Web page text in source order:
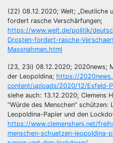
(22) 08.12.2020; Welt; „Deutliche
fordert rasche Verschärfungen;
https://www.welt.de/politik/
Drosten-fordert-rasche-
Massnahmen.html
(23, 23i) 08.12.2020; 2020news;
der Leopoldina; https://
content/uploads/2020/12/Esfeld-
siehe auch: 13.12.2020; Clemens
“Würde des Menschen”
Leopoldina-Papier und den
https://www.clemensheni.net/
menschen-schuetzen-